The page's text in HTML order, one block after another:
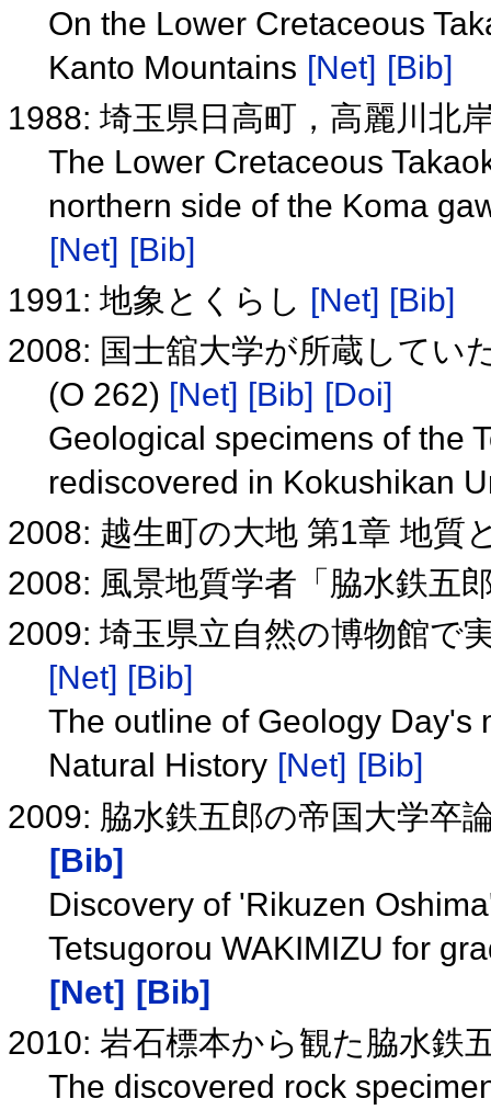
On the Lower Cretaceous
Kanto Mountains [Net] [Bib]
1988: 埼玉県日高町，高麗川北
The Lower Cretaceous
northern side of the Koma
[Net] [Bib]
1991: 地象とくらし [Net] [Bib]
2008: 国士舘大学が所蔵してい
(O 262) [Net] [Bib] [Doi]
Geological specimens of the
rediscovered in Kokushikan
2008: 越生町の大地 第1章 地質
2008: 風景地質学者「脇水鉄五
2009: 埼玉県立自然の博物館で
[Net] [Bib]
The outline of Geology Day's
Natural History [Net] [Bib]
2009: 脇水鉄五郎の帝国大学卒
[Bib]
Discovery of 'Rikuzen
Tetsugorou WAKIMIZU for
[Net] [Bib]
2010: 岩石標本から観た脇水鉄
The discovered rock